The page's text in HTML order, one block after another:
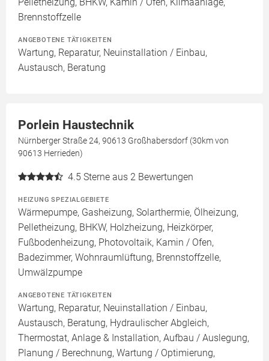
Brennstoffzelle
ANGEBOTENE TÄTIGKEITEN
Wartung, Reparatur, Neuinstallation / Einbau,
Austausch, Beratung
Porlein Haustechnik
Nürnberger Straße 24, 90613 Großhabersdorf (30km von
90613 Herrieden)
4.5 Sterne aus 2 Bewertungen
HEIZUNG SPEZIALGEBIETE
Wärmepumpe, Gasheizung, Solarthermie, Ölheizung,
Pelletheizung, BHKW, Holzheizung, Heizkörper,
Fußbodenheizung, Photovoltaik, Kamin / Ofen,
Badezimmer, Wohnraumlüftung, Brennstoffzelle,
Umwälzpumpe
ANGEBOTENE TÄTIGKEITEN
Wartung, Reparatur, Neuinstallation / Einbau,
Austausch, Beratung, Hydraulischer Abgleich,
Thermostat, Anlage & Installation, Aufbau / Auslegung,
Planung / Berechnung, Wartung / Optimierung,